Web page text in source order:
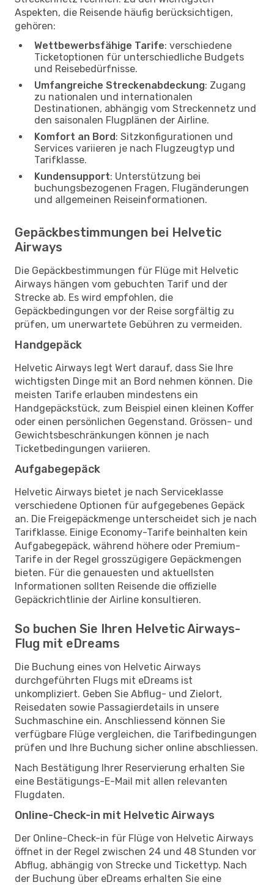
Aspekten, die Reisende häufig berücksichtigen,
gehören:
Wettbewerbsfähige Tarife: verschiedene
Ticketoptionen für unterschiedliche Budgets
und Reisebedürfnisse.
Umfangreiche Streckenabdeckung: Zugang
zu nationalen und internationalen
Destinationen, abhängig vom Streckennetz und
den saisonalen Flugplänen der Airline.
Komfort an Bord: Sitzkonfigurationen und
Services variieren je nach Flugzeugtyp und
Tarifklasse.
Kundensupport: Unterstützung bei
buchungsbezogenen Fragen, Flugänderungen
und allgemeinen Reiseinformationen.
Gepäckbestimmungen bei Helvetic
Airways
Die Gepäckbestimmungen für Flüge mit Helvetic
Airways hängen vom gebuchten Tarif und der
Strecke ab. Es wird empfohlen, die
Gepäckbedingungen vor der Reise sorgfältig zu
prüfen, um unerwartete Gebühren zu vermeiden.
Handgepäck
Helvetic Airways legt Wert darauf, dass Sie Ihre
wichtigsten Dinge mit an Bord nehmen können. Die
meisten Tarife erlauben mindestens ein
Handgepäckstück, zum Beispiel einen kleinen Koffer
oder einen persönlichen Gegenstand. Grössen- und
Gewichtsbeschränkungen können je nach
Ticketbedingungen variieren.
Aufgabegepäck
Helvetic Airways bietet je nach Serviceklasse
verschiedene Optionen für aufgegebenes Gepäck
an. Die Freigepäckmenge unterscheidet sich je nach
Tarifklasse. Einige Economy-Tarife beinhalten kein
Aufgabegepäck, während höhere oder Premium-
Tarife in der Regel grosszügigere Gepäckmengen
bieten. Für die genauesten und aktuellsten
Informationen sollten Reisende die offizielle
Gepäckrichtlinie der Airline konsultieren.
So buchen Sie Ihren Helvetic Airways-
Flug mit eDreams
Die Buchung eines von Helvetic Airways
durchgeführten Flugs mit eDreams ist
unkompliziert. Geben Sie Abflug- und Zielort,
Reisedaten sowie Passagierdetails in unsere
Suchmaschine ein. Anschliessend können Sie
verfügbare Flüge vergleichen, die Tarifbedingungen
prüfen und Ihre Buchung sicher online abschliessen.
Nach Bestätigung Ihrer Reservierung erhalten Sie
eine Bestätigungs-E-Mail mit allen relevanten
Flugdaten.
Online-Check-in mit Helvetic Airways
Der Online-Check-in für Flüge von Helvetic Airways
öffnet in der Regel zwischen 24 und 48 Stunden vor
Abflug, abhängig von Strecke und Tickettyp. Nach
der Buchung über eDreams erhalten Sie eine